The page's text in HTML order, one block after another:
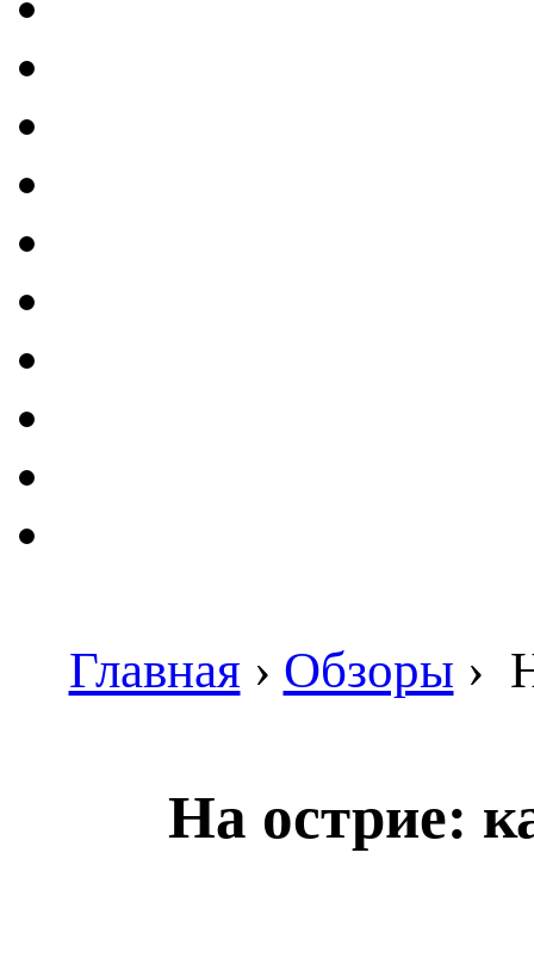
Главная › Обзоры ›
На острие: